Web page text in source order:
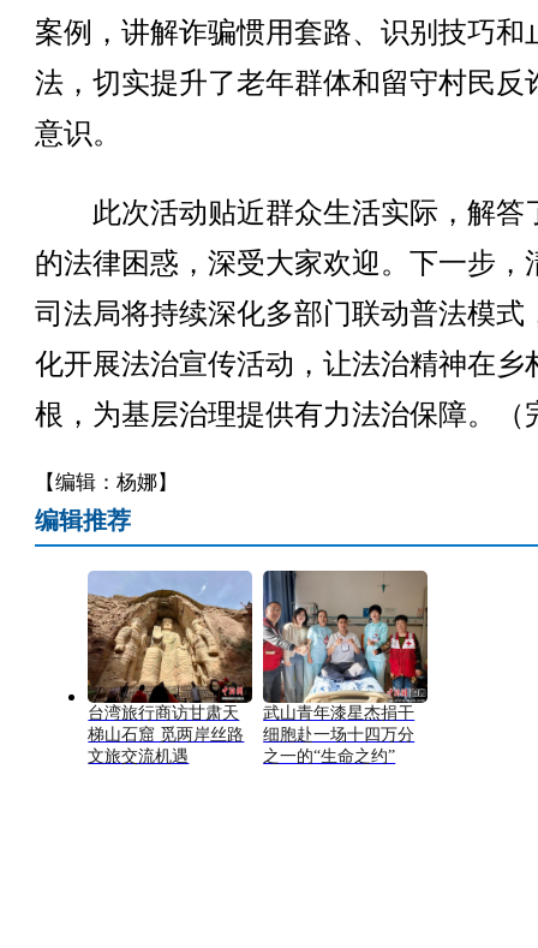
案例，讲解诈骗惯用套路、识别技巧和
法，切实提升了老年群体和留守村民反
意识。
此次活动贴近群众生活实际，解答
的法律困惑，深受大家欢迎。下一步，
司法局将持续深化多部门联动普法模式
化开展法治宣传活动，让法治精神在乡
根，为基层治理提供有力法治保障。（
【编辑：杨娜】
编辑推荐
台湾旅行商访甘肃天
梯山石窟 觅两岸丝路
文旅交流机遇
武山青年漆星杰捐干
细胞赴一场十四万分
之一的“生命之约”